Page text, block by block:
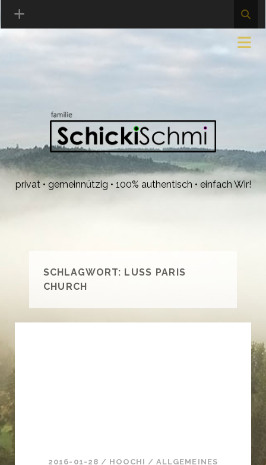
privat • gemeinnützig • 100% authentisch • einfach Wir!
SCHLAGWORT: LUSS PARIS
CHURCH
2016-01-28 / HOOCHI /ALLGEMEINES